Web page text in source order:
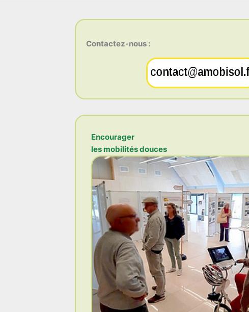
Contactez-nous :
Encourager
les mobilités douces